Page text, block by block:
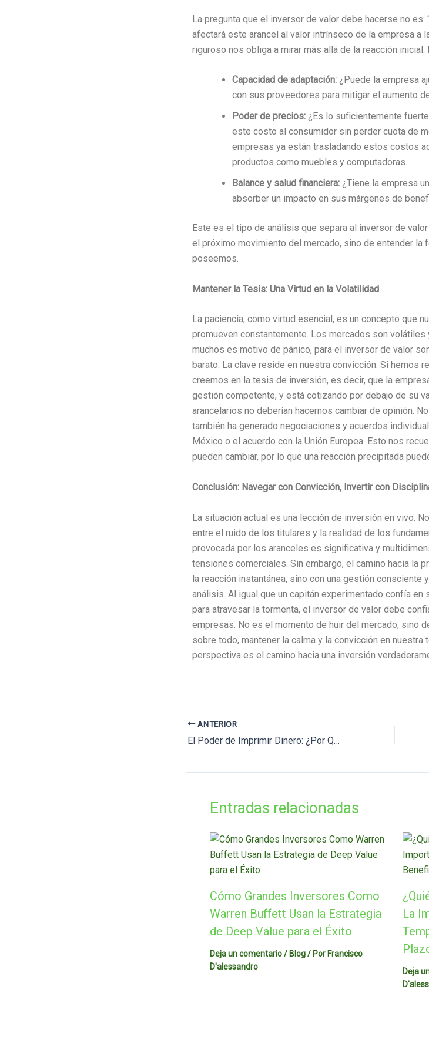
La pregunta que el inversor de valor debe hacerse no es:
afectará este arancel al valor intrínseco de la empresa a
riguroso nos obliga a mirar más allá de la reacción inicial.
Capacidad de adaptación: ¿Puede la empresa
con sus proveedores para mitigar el aumento
Poder de precios: ¿Es lo suficientemente
este costo al consumidor sin perder cuota de
empresas ya están trasladando estos costos
productos como muebles y computadoras.
Balance y salud financiera: ¿Tiene la empresa
absorber un impacto en sus márgenes de
Este es el tipo de análisis que separa al inversor de
el próximo movimiento del mercado, sino de entender la
poseemos.
Mantener la Tesis: Una Virtud en la Volatilidad
La paciencia, como virtud esencial, es un concepto que
promueven constantemente. Los mercados son volátiles
muchos es motivo de pánico, para el inversor de valor
barato. La clave reside en nuestra convicción. Si hemos
creemos en la tesis de inversión, es decir, que la
gestión competente, y está cotizando por debajo de su
arancelarios no deberían hacernos cambiar de opinión.
también ha generado negociaciones y acuerdos
México o el acuerdo con la Unión Europea. Esto nos
pueden cambiar, por lo que una reacción precipitada
Conclusión: Navegar con Convicción, Invertir con
La situación actual es una lección de inversión en vivo.
entre el ruido de los titulares y la realidad de los
provocada por los aranceles es significativa y
tensiones comerciales. Sin embargo, el camino hacia la
la reacción instantánea, sino con una gestión consciente
análisis. Al igual que un capitán experimentado confía en
para atravesar la tormenta, el inversor de valor debe
empresas. No es el momento de huir del mercado, sino
sobre todo, mantener la calma y la convicción en
perspectiva es el camino hacia una inversión
ANTERIOR
El Poder de Imprimir Dinero: ¿Por Qué la Deuda de EE. UU. no es como la de España?
Entradas relacionadas
Cómo Grandes Inversores Como
Warren Buffett Usan la Estrategia
de Deep Value para el Éxito
Deja un comentario/ Blog/ Por Francisco
D'alessandro
La
Deja